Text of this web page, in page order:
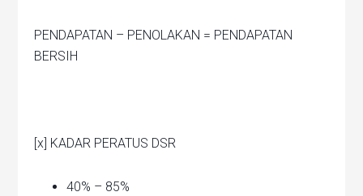
PENDAPATAN – PENOLAKAN = PENDAPATAN
BERSIH
[x] KADAR PERATUS DSR
40% – 85%